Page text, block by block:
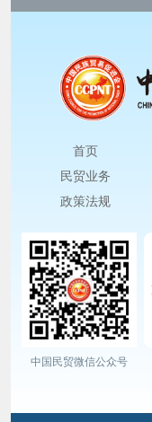
首页
民贸业务
政策法规
中国民贸微信公众号